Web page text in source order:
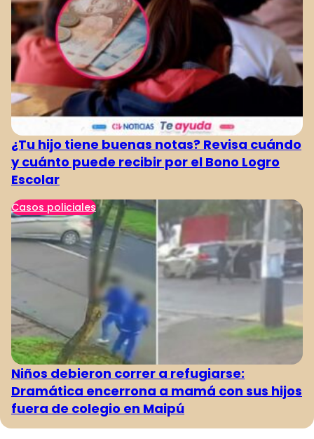
¿Tu hijo tiene buenas notas? Revisa cuándo
y cuánto puede recibir por el Bono Logro
Escolar
Casos policiales
Niños debieron correr a refugiarse:
Dramática encerrona a mamá con sus hijos
fuera de colegio en Maipú